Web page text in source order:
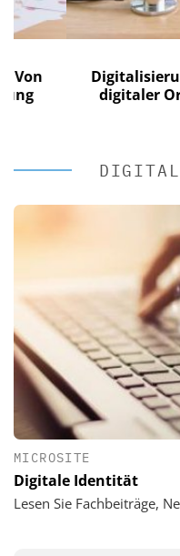
Digitalisierung
digitaler
MICROSITE
Digitale Identität
Lesen Sie Fachbeiträge,